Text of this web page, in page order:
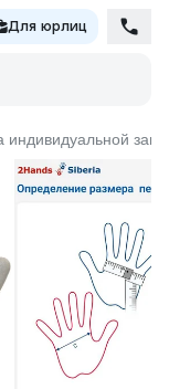
Для юрлиц
индивидуальной